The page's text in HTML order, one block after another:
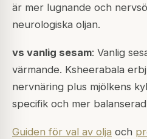
är mer lugnande och
neurologiska oljan.
vs vanlig sesam: Vanlig
värmande. Ksheerabala
nervnäring plus mjölkens
specifik och mer
Guiden för val av olja och